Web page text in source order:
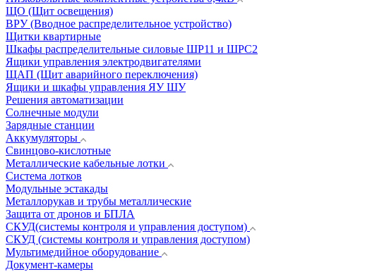
ЩО (Щит освещения)
ВРУ (Вводное распределительное устройство)
Щитки квартирные
Шкафы распределительные силовые ШР11 и ШРС2
Ящики управления электродвигателями
ЩАП (Щит аварийного переключения)
Ящики и шкафы управления ЯУ ШУ
Решения автоматизации
Солнечные модули
Зарядные станции
Аккумуляторы
Свинцово-кислотные
Металлические кабельные лотки
Система лотков
Модульные эстакады
Металлорукав и трубы металлические
Защита от дронов и БПЛА
СКУД(системы контроля и управления доступом)
СКУД (системы контроля и управления доступом)
Мультимедийное оборудование
Документ-камеры